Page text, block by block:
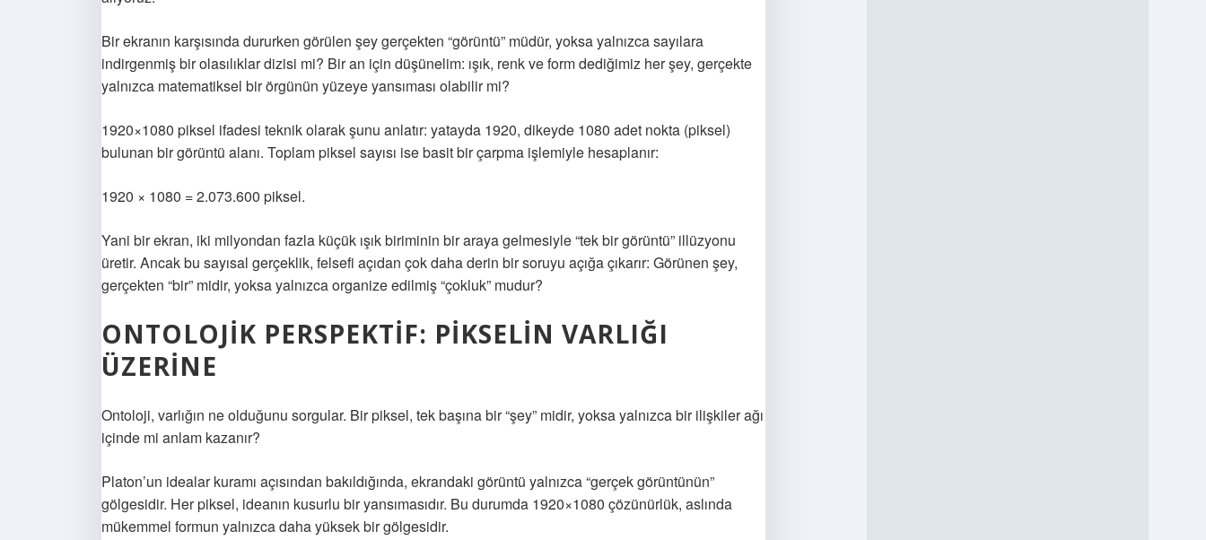
Bir ekranın karşısında dururken görülen şey gerçekten “görüntü” müdür, yoksa yalnızca sayılara
indirgenmiş bir olasılıklar dizisi mi? Bir an için düşünelim: ışık, renk ve form dediğimiz her şey, gerçekte
yalnızca matematiksel bir örgünün yüzeye yansıması olabilir mi?
1920×1080 piksel ifadesi teknik olarak şunu anlatır: yatayda 1920, dikeyde 1080 adet nokta (piksel)
bulunan bir görüntü alanı. Toplam piksel sayısı ise basit bir çarpma işlemiyle hesaplanır:
1920 × 1080 = 2.073.600 piksel.
Yani bir ekran, iki milyondan fazla küçük ışık biriminin bir araya gelmesiyle “tek bir görüntü” illüzyonu
üretir. Ancak bu sayısal gerçeklik, felsefi açıdan çok daha derin bir soruyu açığa çıkarır: Görünen şey,
gerçekten “bir” midir, yoksa yalnızca organize edilmiş “çokluk” mudur?
ONTOLOJIK PERSPEKTIF: PIKSELIN VARLIĞI
ÜZERINE
Ontoloji, varlığın ne olduğunu sorgular. Bir piksel, tek başına bir “şey” midir, yoksa yalnızca bir ilişkiler ağı
içinde mi anlam kazanır?
Platon’un idealar kuramı açısından bakıldığında, ekrandaki görüntü yalnızca “gerçek görüntünün”
gölgesidir. Her piksel, ideanın kusurlu bir yansımasıdır. Bu durumda 1920×1080 çözünürlük, aslında
mükemmel formun yalnızca daha yüksek bir gölgesidir.